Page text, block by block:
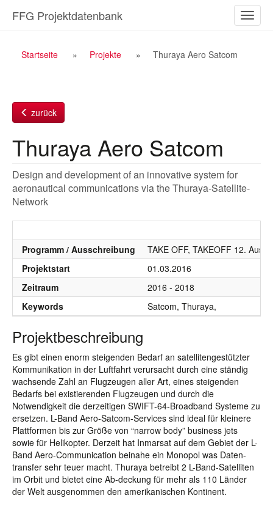
Inhalt
ein-/
FFG Projektdatenbank
Breadcrumb
Startseite Projekte Thuraya Aero Satcom
zurück
Thuraya Aero Satcom
Design and development of an innovative system for
aeronautical communications via the Thuraya-Satellite-
Network
Programm / Ausschreibung
TAKE OFF, TAKEOFF 12.
Projektstart
01.03.2016
Zeitraum
2016 - 2018
Keywords
Satcom, Thuraya,
Projektbeschreibung
Es gibt einen enorm steigenden Bedarf an satellitengestützter
Kommunikation in der Luftfahrt verursacht durch eine ständig
wachsende Zahl an Flugzeugen aller Art, eines steigenden
Bedarfs bei existierenden Flugzeugen und durch die
Notwendigkeit die derzeitigen SWIFT-64-Broadband Systeme zu
ersetzen. L-Band Aero-Satcom-Services sind ideal für kleinere
Plattformen bis zur Größe von “narrow body” business jets
sowie für Helikopter. Derzeit hat Inmarsat auf dem Gebiet der L-
Band Aero-Communication beinahe ein Monopol was Daten-
transfer sehr teuer macht. Thuraya betreibt 2 L-Band-Satelliten
im Orbit und bietet eine Ab-deckung für mehr als 110 Länder
der Welt ausgenommen den amerikanischen Kontinent.